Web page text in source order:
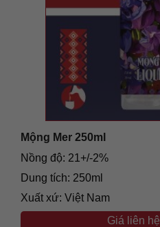
Nồng độ: 21+/-2%
Dung tích: 250ml
Xuất xứ: Việt Nam
Mộng Mer 250ml
Giá liên hệ